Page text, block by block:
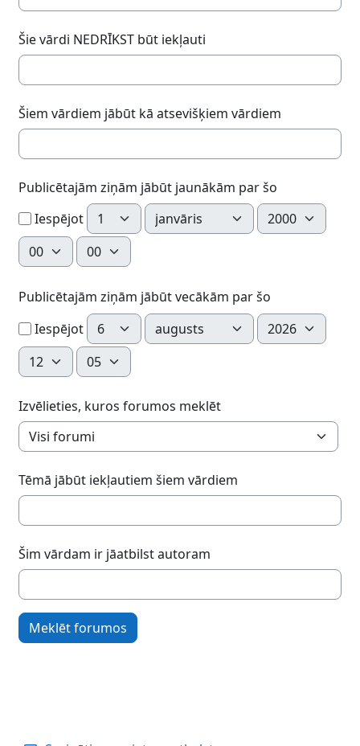
Šie vārdi NEDRĪKST būt iekļauti
Šiem vārdiem jābūt kā atsevišķiem vārdiem
Publicētajām ziņām jābūt jaunākām par šo
IespējotDiena Mēnesis
Gads
Stunda
Minūte
Publicētajām ziņām jābūt vecākām par šo
IespējotDiena Mēnesis
Gads
Stunda
Minūte
Izvēlieties, kuros forumos meklēt
Tēmā jābūt iekļautiem šiem vārdiem
Šim vārdam ir jāatbilst autoram
Meklēt forumos